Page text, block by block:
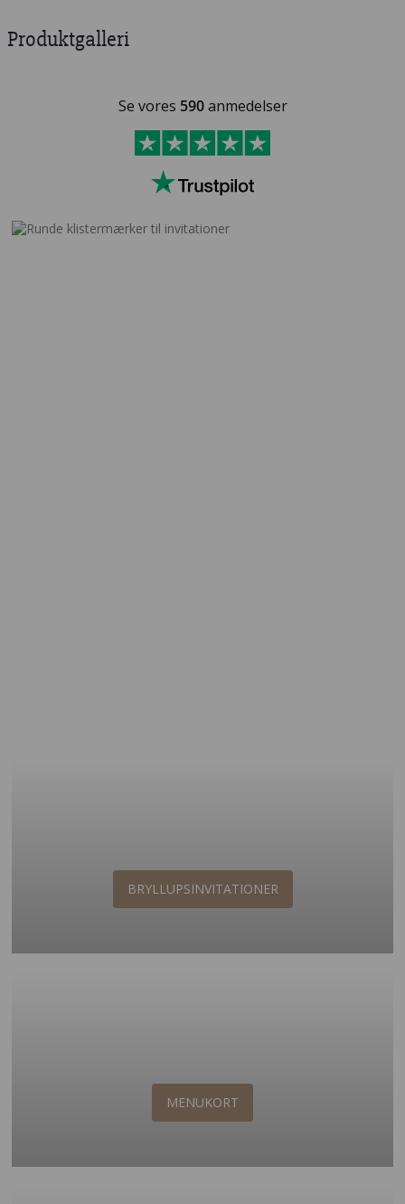
Produktgalleri
Se vores 590anmedelser
BRYLLUPSINVITATIONER
MENUKORT